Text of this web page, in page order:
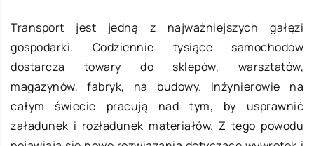
Transport jest jedną z najważniejszych gałęzi
gospodarki. Codziennie tysiące samochodów
dostarcza towary do sklepów, warsztatów,
magazynów, fabryk, na budowy. Inżynierowie na
całym świecie pracują nad tym, by usprawnić
załadunek i rozładunek materiałów. Z tego powodu